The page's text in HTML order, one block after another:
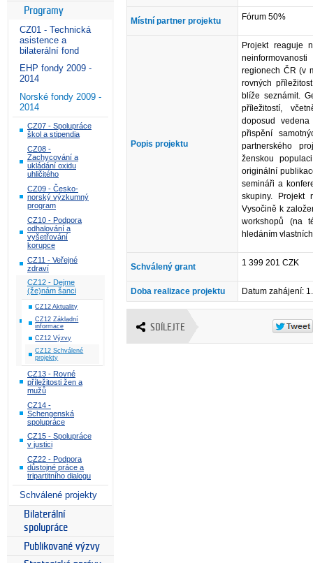
Programy
CZ01 - Technická
asistence a
bilaterální fond
EHP fondy 2009 -
2014
Norské fondy 2009 -
2014
CZ07 - Spolupráce
škol a stipendia
CZ08 -
Zachycování a
ukládání oxidu
uhličitého
CZ09 - Česko-
norský výzkumný
program
CZ10 - Podpora
odhalování a
vyšetřování
korupce
CZ11 - Veřejné
zdraví
CZ12 - Dejme
(že)nám šanci
CZ12 Aktuality
CZ12 Základní
informace
CZ12 Výzvy
CZ12 Schválené
projekty
CZ13 - Rovné
příležitosti žen a
mužů
CZ14 -
Schengenská
spolupráce
CZ15 - Spolupráce
v justici
CZ22 - Podpora
důstojné práce a
tripartitního dialogu
Schválené projekty
Bilaterální
spolupráce
Publikované výzvy
Místní partner projektu Fórum 50%
Popis projektu
Projekt reaguje
regionech ČR (v
rovných
blíže seznámit.
příležitostí,
doposud
přispění
partnerského
ženskou
originální
semináři a
skupiny. Projekt
Vysočině k
workshopů (na
hledáním
Schválený grant 1 399 201 CZK
Doba realizace projektu Datum zahájení:
SDÍLEJTE